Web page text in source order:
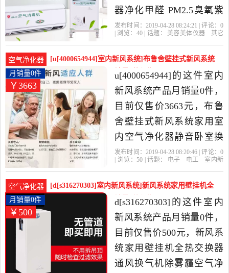
器净化甲醛 PM2.5臭氧紫
外线消毒是2019年护理专
当中性价比很高的其它口
腔护理设备，由河北 衡水
发货。
发布时间：2019-04-28 08:24:21 | 评论： 0
| 浏览： 40| 话题： 美容美体仪器
其它
空气净化器
[u[4000654944]室内新风系统]布鲁舍壁挂式新风系统
家用室内空气净化月销量0件仅售3663元
￥3663
月销量0件
u[4000654944]的这件室内
新风系统产品月销量0件，
目前仅售价3663元，布鲁
舍壁挂式新风系统家用室
内空气净化器静音卧室换
气机除霾甲醛是2019年
工当中性价比很高的室内
新风系统，由浙江 湖州发
货。
发布时间：2019-04-28 08:20:46 | 评论： 0
| 浏览：50 | 话题： 电子 电工
室内新
空气净化器
[d[s316270303]室内新风系统]新风系统家用壁挂机全
热交换器通风换气月销量0件仅售500元
￥500
月销量0件
d[s316270303]的这件室内
新风系统产品月销量0件，
目前仅售价500元，新风系
统家用壁挂机全热交换器
通风换气机除雾霾空气净